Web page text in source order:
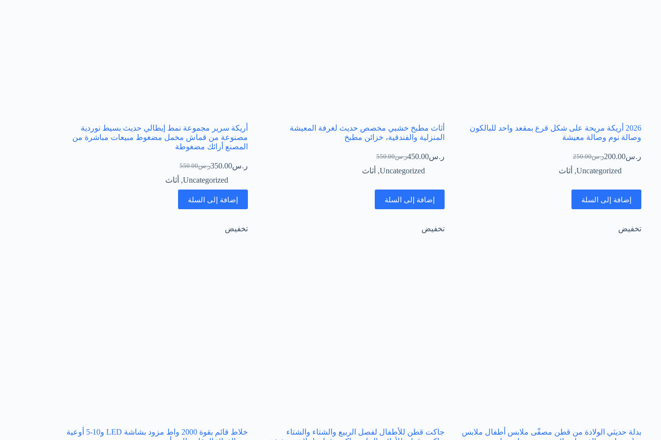
2026 أريكة مريحة على شكل قرع بمقعد واحد للبالكون
وصالة نوم وصالة معيشة
ر.س250.00السعر
الأصلي
ر.س250.00.
ر.س200.00السعر
الحالي
ر.س200.00.
Uncategorized
, أثاث
إضافة إلى السلة
أثاث مطبخ خشبي مخصص حديث لغرفة المعيشة
المنزلية والفندقية، خزائن مطبخ
ر.س550.00السعر
الأصلي
ر.س550.00.
ر.س450.00السعر
الحالي
ر.س450.00.
Uncategorized
, أثاث
إضافة إلى السلة
أريكة سرير مجموعة نمط إيطالي حديث بسيط نوردية
مصنوعة من قماش مخمل مضغوط مبيعات مباشرة من
المصنع أرائك مضغوطة
ر.س550.00السعر
الأصلي
هو:
ر.س550.00.
ر.س350.00السعر
الحالي
هو:
ر.س350.00.
Uncategorized
, أثاث
إضافة إلى السلة
تخفيض
بدلة حديثي الولادة من قطن مصفّى ملابس أطفال ملابس
تخفيض
جاكت قطن للأطفال لفصل الربيع والشتاء والشتاء
تخفيض
خلاط قائم بقوة 2000 واط مزود بشاشة LED و10-5 أوعية